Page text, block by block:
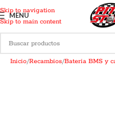
Skip to navigation
Skip to main content
MENU
Inicio Recambios Bateria BMS y